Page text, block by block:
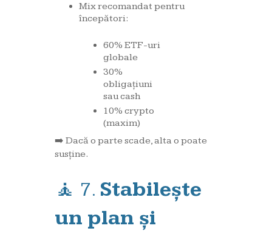
Mix recomandat pentru
începători:
60% ETF-uri
globale
30%
obligațiuni
sau cash
10% crypto
(maxim)
➡️ Dacă o parte scade, alta o poate
susține.
🧘 7. Stabilește
un plan și